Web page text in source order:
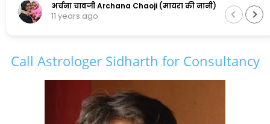
अर्चना चावजी Archana Chaoji (मायरा की नानी)
11 years ago
Call Astrologer Sidharth for Consultancy